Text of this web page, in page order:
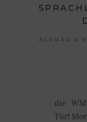
ALEMÃO &
die
Tür!